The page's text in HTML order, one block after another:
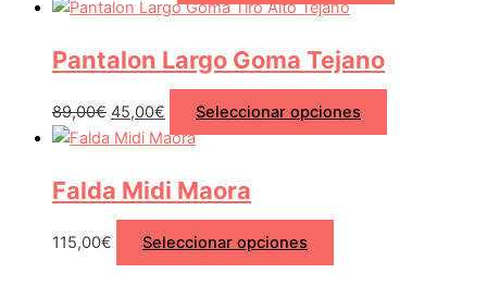
Pantalon Largo Goma Tejano
89,00€ 45,00€ Seleccionar opciones
Falda Midi Maora
115,00€ Seleccionar opciones